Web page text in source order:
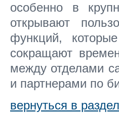
особенно в
открывают
функций,
сокращают
между отделами
и партнерами по
вернуться в